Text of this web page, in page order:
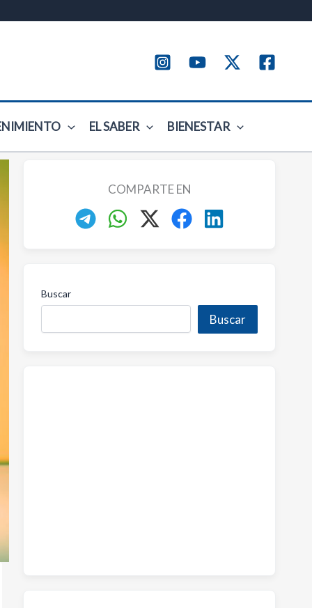
EL SABER BIENESTAR
COMPARTE EN
Buscar
Buscar